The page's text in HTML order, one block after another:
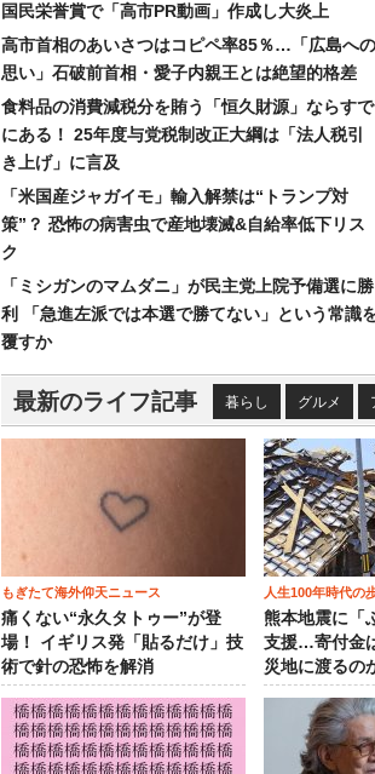
国民栄誉賞で「高市PR動画」作成し大炎上
高市首相のあいさつはコピペ率85％…「広島への
思い」石破前首相・愛子内親王とは絶望的格差
食料品の消費減税分を賄う「恒久財源」ならすで
にある！ 25年度与党税制改正大綱は「法人税引
き上げ」に言及
「米国産ジャガイモ」輸入解禁は“トランプ対
策”？ 恐怖の病害虫で産地壊滅&自給率低下リス
ク
「ミシガンのマムダニ」が民主党上院予備選に勝
利 「急進左派では本選で勝てない」という常識
覆すか
最新のライフ記事 暮らし グルメ
もぎたて海外仰天ニュース
痛くない“永久タトゥー”が登
場！ イギリス発「貼るだけ」技
術で針の恐怖を解消
人生100年時代の
熊本地震に「
支援…寄付金
災地に渡るの